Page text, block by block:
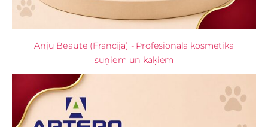
Anju Beaute (Francija) - Profesionālā kosmētika
suņiem un kaķiem